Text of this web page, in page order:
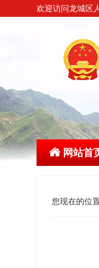
欢迎访问龙城区
网站首
您现在的位置